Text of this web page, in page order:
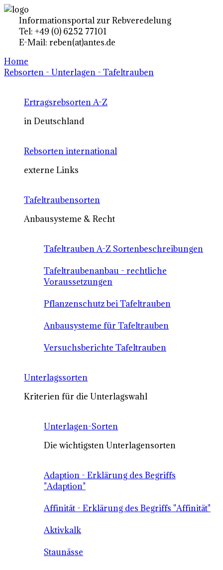
Informationsportal zur Rebveredelung
Tel: +49 (0) 6252 77101
E-Mail: reben(at)antes.de
Home
Rebsorten - Unterlagen - Tafeltrauben
Ertragsrebsorten A-Z
in Deutschland
Rebsorten international
externe Links
Tafeltraubensorten
Anbausysteme & Recht
Tafeltrauben A-Z Sortenbeschreibungen
Tafeltraubenanbau - rechtliche
Voraussetzungen
Pflanzenschutz bei Tafeltrauben
Anbausysteme für Tafeltrauben
Versuchsberichte Tafeltrauben
Unterlagssorten
Kriterien für die Unterlagswahl
Unterlagen-Sorten
Die wichtigsten Unterlagensorten
Adaption - Erklärung des Begriffs
"Adaption"
Affinität - Erklärung des Begriffs "Affinität"
Aktivkalk
Staunässe